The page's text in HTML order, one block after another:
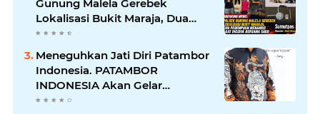
Gunung Malela Gerebek
Lokalisasi Bukit Maraja, Dua
Perempuan Menangis Saat
Diciduk Bersama Sabu
Meneguhkan Jati Diri Patambor
Indonesia. PATAMBOR
INDONESIA Akan Gelar
RAKERNAS II Di Jakarta.